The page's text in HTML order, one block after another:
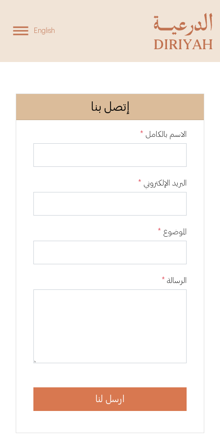
English
إتصل بنا
الاسم بالكامل *
البريد الإلكتروني *
الموضوع *
الرسالة *